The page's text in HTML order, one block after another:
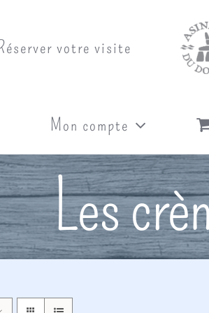
votre visite
Mon compte
Les